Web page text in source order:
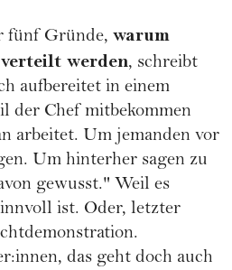
fünf Gründe, warum
werden, schreibt
aufbereitet in einem
der Chef mitbekommen
arbeitet. Um jemanden vor
Um hinterher sagen zu
gewusst." Weil es
ist. Oder, letzter
das geht doch auch